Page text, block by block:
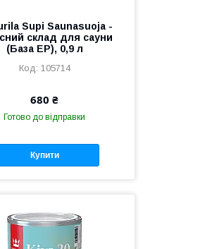
Supi Saunasuoja -
склад для сауни
(База EP), 0,9 л
105714
680 ₴
Готово до відправки
Купити